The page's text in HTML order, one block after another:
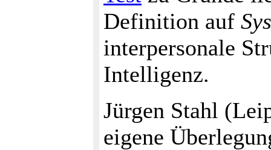
Definition auf
interpersonale
Intelligenz.
Jürgen Stahl
eigene